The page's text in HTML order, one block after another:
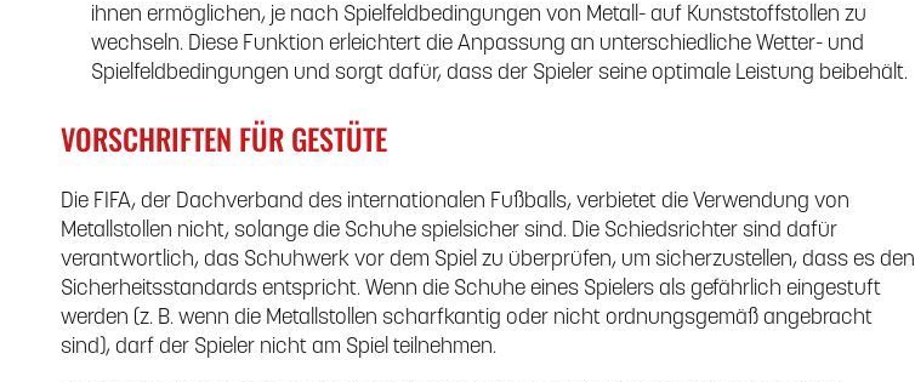
ihnen ermöglichen, je nach Spielfeldbedingungen von Metall- auf Kunststoffstollen zu
wechseln. Diese Funktion erleichtert die Anpassung an unterschiedliche Wetter- und
Spielfeldbedingungen und sorgt dafür, dass der Spieler seine optimale Leistung beibehält.
VORSCHRIFTEN FÜR GESTÜTE
Die FIFA, der Dachverband des internationalen Fußballs, verbietet die Verwendung von
Metallstollen nicht, solange die Schuhe spielsicher sind. Die Schiedsrichter sind dafür
verantwortlich, das Schuhwerk vor dem Spiel zu überprüfen, um sicherzustellen, dass es den
Sicherheitsstandards entspricht. Wenn die Schuhe eines Spielers als gefährlich eingestuft
werden (z. B. wenn die Metallstollen scharfkantig oder nicht ordnungsgemäß angebracht
sind), darf der Spieler nicht am Spiel teilnehmen.